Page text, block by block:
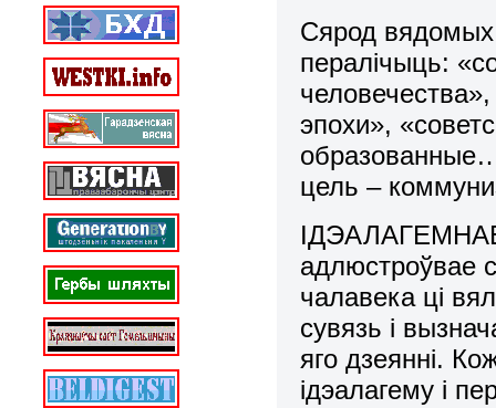
Сярод вядомых
пералічыць:
эпохи»,
цель –
адлюстроўвае
чалавека ці
сувязь і
яго дзеянні.
ідэалагему і